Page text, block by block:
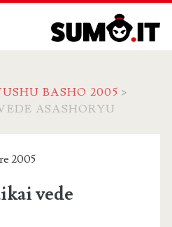
BASHO 2005 >
ASASHORYU
2005
vede